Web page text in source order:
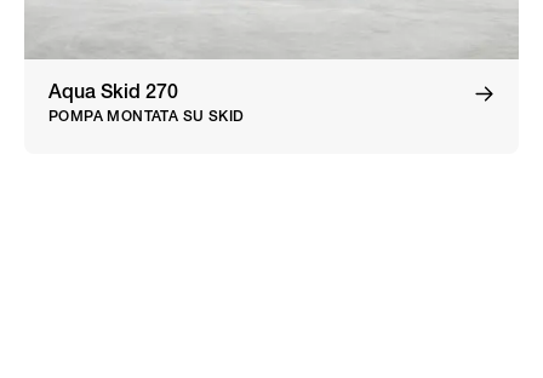
Aqua Skid 270
POMPA MONTATA SU SKID